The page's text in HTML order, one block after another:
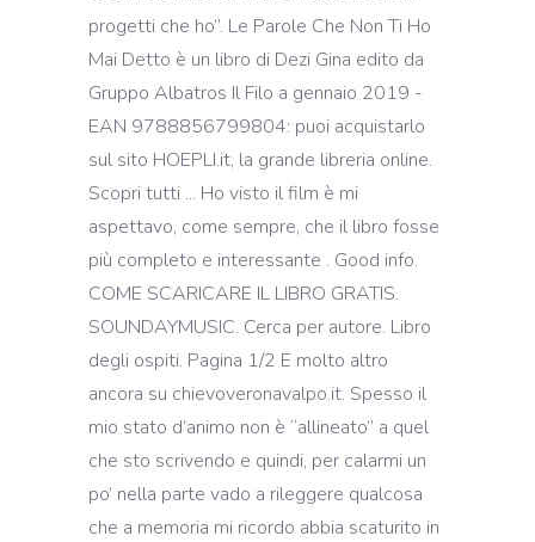
progetti che ho”. Le Parole Che Non Ti Ho
Mai Detto è un libro di Dezi Gina edito da
Gruppo Albatros Il Filo a gennaio 2019 -
EAN 9788856799804: puoi acquistarlo
sul sito HOEPLI.it, la grande libreria online.
Scopri tutti ... Ho visto il film è mi
aspettavo, come sempre, che il libro fosse
più completo e interessante . Good info.
COME SCARICARE IL LIBRO GRATIS.
SOUNDAYMUSIC. Cerca per autore. Libro
degli ospiti. Pagina 1/2 E molto altro
ancora su chievoveronavalpo.it. Spesso il
mio stato d’animo non è “allineato” a quel
che sto scrivendo e quindi, per calarmi un
po’ nella parte vado a rileggere qualcosa
che a memoria mi ricordo abbia scaturito in